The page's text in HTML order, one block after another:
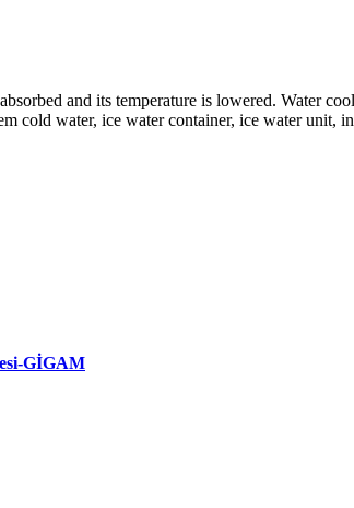
and its temperature is lowered. Water
cold water, ice water container, ice water unit,
GİGAM